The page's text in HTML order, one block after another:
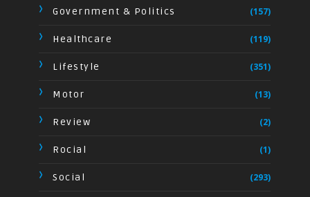
Government & Politics (157)
Healthcare (119)
Lifestyle (351)
Motor (13)
Review (2)
Rocial (1)
Social (293)